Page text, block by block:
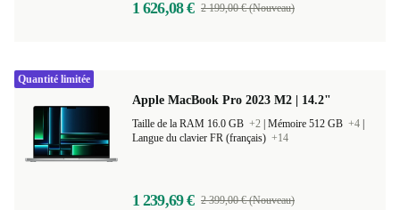
1 626,08 € 2 199,00 € (Nouveau)
Apple MacBook Pro 2023 M2 | 14.2"
Taille de la RAM 16.0 GB +2 Mémoire 512 GB +4
Langue du clavier FR (français) +14
1 239,69 € 2 399,00 € (Nouveau)
Quantité limitée